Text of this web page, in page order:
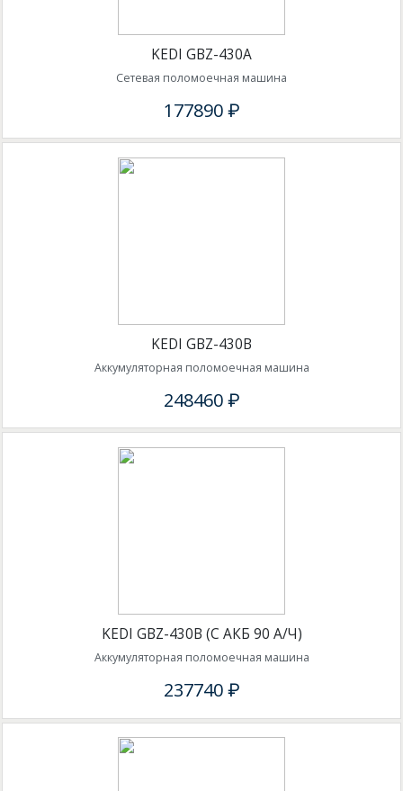
KEDI GBZ-430A
Сетевая поломоечная машина
177890 ₽
KEDI GBZ-430B
Аккумуляторная поломоечная машина
248460 ₽
KEDI GBZ-430B (С АКБ 90 А/Ч)
Аккумуляторная поломоечная машина
237740 ₽